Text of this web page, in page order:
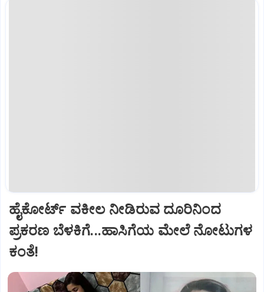
ಹೈಕೋರ್ಟ್‌ ವಕೀಲ ನೀಡಿರುವ ದೂರಿನಿಂದ
ಪ್ರಕರಣ ಬೆಳಕಿಗೆ...ಹಾಸಿಗೆಯ ಮೇಲೆ ನೋಟುಗಳ
ಕಂತೆ!